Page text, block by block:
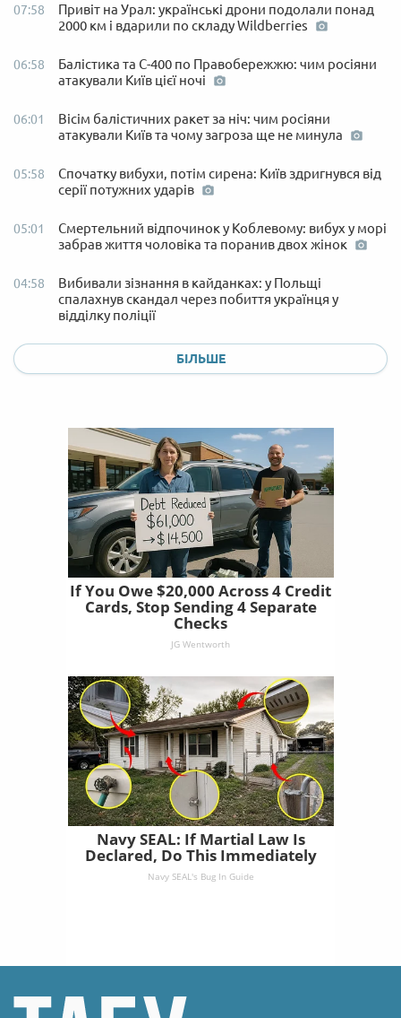
07:58
Привіт на Урал: українські дрони подолали понад
2000 км і вдарили по складу Wildberries
06:58
Балістика та С-400 по Правобережжю: чим росіяни
атакували Київ цієї ночі
06:01
Вісім балістичних ракет за ніч: чим росіяни
атакували Київ та чому загроза ще не минула
05:58
Спочатку вибухи, потім сирена: Київ здригнувся від
серії потужних ударів
05:01
Смертельний відпочинок у Коблевому: вибух у морі
забрав життя чоловіка та поранив двох жінок
04:58
Вибивали зізнання в кайданках: у Польщі
спалахнув скандал через побиття українця у
відділку поліції
БІЛЬШЕ
If You Owe $20,000 Across 4 Credit
Cards, Stop Sending 4 Separate
Checks
JG Wentworth
Navy SEAL: If Martial Law Is
Declared, Do This Immediately
Navy SEAL's Bug In Guide